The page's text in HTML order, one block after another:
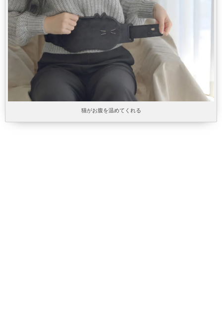
猫がお腹を温めてくれる